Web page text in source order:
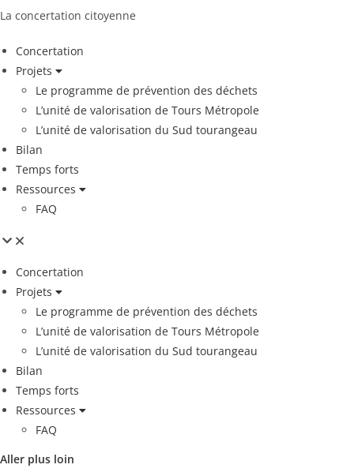
La concertation citoyenne
Concertation
Projets
Le programme de prévention des déchets
L’unité de valorisation de Tours Métropole
L’unité de valorisation du Sud tourangeau
Bilan
Temps forts
Ressources
FAQ
Concertation
Projets
Le programme de prévention des déchets
L’unité de valorisation de Tours Métropole
L’unité de valorisation du Sud tourangeau
Bilan
Temps forts
Ressources
FAQ
Aller plus loin